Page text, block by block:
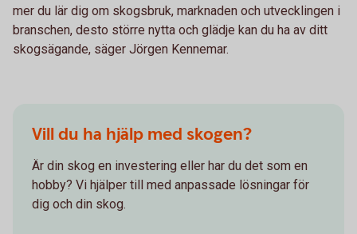
mer du lär dig om skogsbruk, marknaden och utvecklingen i
branschen, desto större nytta och glädje kan du ha av ditt
skogsägande, säger Jörgen Kennemar.
Vill du ha hjälp med skogen?
Är din skog en investering eller har du det som en
hobby? Vi hjälper till med anpassade lösningar för
dig och din skog.